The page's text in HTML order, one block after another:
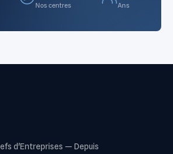
Nos centres Ans
d'Entreprises — Depuis